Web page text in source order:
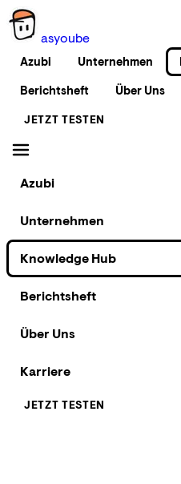
asyoube
Azubi Unternehmen
Berichtsheft
Über Uns
JETZT TESTEN
Azubi
Unternehmen
Knowledge Hub
Berichtsheft
Über Uns
Karriere
JETZT TESTEN